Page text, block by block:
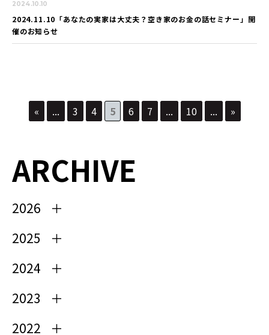
2024.10.10
2024.11.10「あなたの実家は大丈夫？空き家のお金の話セミナー」開
催のお知らせ
« ... 3 4 5 6 7 ... 10 ... »
ARCHIVE
2026
2025
2024
2023
2022